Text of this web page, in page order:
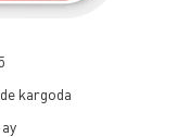
kargoda
ay